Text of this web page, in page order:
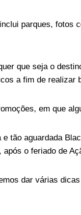
inclui parques, fotos
que seja o
a fim de realizar
em que
tão aguardada
o feriado de
dar várias